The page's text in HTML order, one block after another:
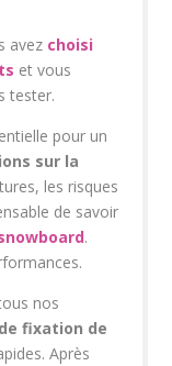
avez choisi
et vous
tester.
pour un
sur la
les risques
de savoir
.
nos
fixation de
Après